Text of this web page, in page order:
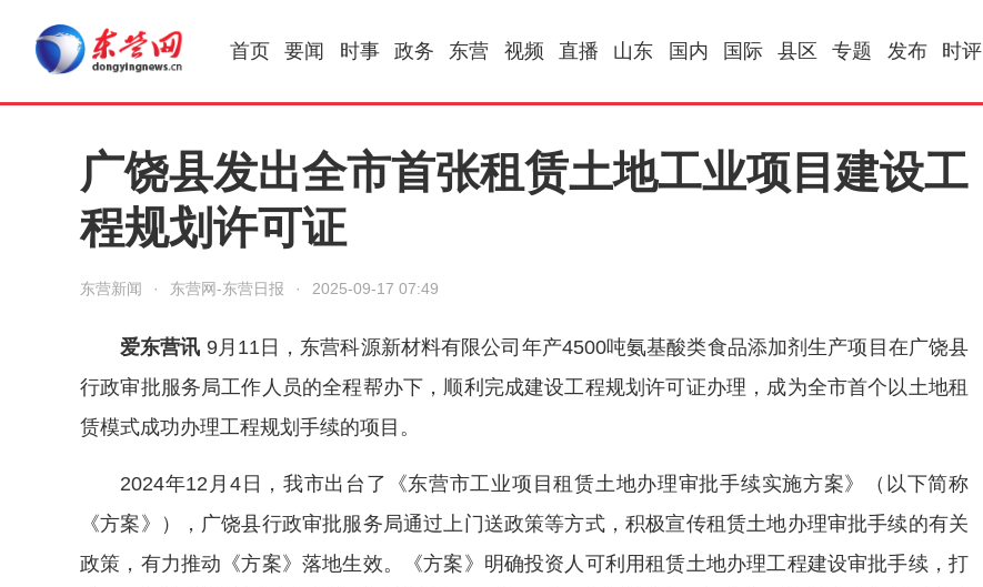
首页 要闻 时事 政务 东营 视频 直播 山东 国内 国际 县区 专题 发布 时评
广饶县发出全市首张租赁土地工业项目建设工
程规划许可证
东营新闻 · 东营网-东营日报 · 2025-09-17 07:49
爱东营讯 9月11日，东营科源新材料有限公司年产4500吨氨基酸类食品添加剂生产项目在广饶县
行政审批服务局工作人员的全程帮办下，顺利完成建设工程规划许可证办理，成为全市首个以土地租
赁模式成功办理工程规划手续的项目。
2024年12月4日，我市出台了《东营市工业项目租赁土地办理审批手续实施方案》（以下简称
《方案》），广饶县行政审批服务局通过上门送政策等方式，积极宣传租赁土地办理审批手续的有关
政策，有力推动《方案》落地生效。《方案》明确投资人可利用租赁土地办理工程建设审批手续，打